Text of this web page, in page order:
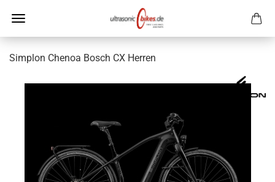
Simplon Chenoa Bosch CX Herren